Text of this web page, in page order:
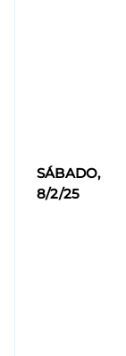
SÁBADO,
8/2/25